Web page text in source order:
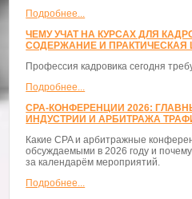
Подробнее...
ЧЕМУ УЧАТ НА КУРСАХ ДЛЯ
СОДЕРЖАНИЕ И ПРАКТИЧЕСКАЯ
Профессия кадровика сегодня
Подробнее...
CPA-КОНФЕРЕНЦИИ 2026:
ИНДУСТРИИ И АРБИТРАЖА
Какие CPA и арбитражные
обсуждаемыми в 2026 году и
за календарём мероприятий.
Подробнее...